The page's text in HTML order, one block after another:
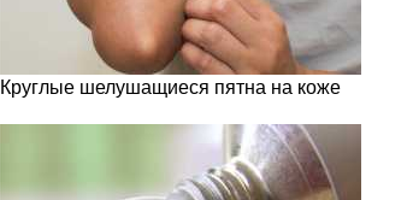
Круглые шелушащиеся пятна на коже